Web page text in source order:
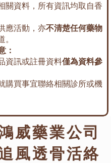
關資料，所有資訊均取自香
應活動，亦不清楚任何藥物
：
資訊或註冊資料僅為資料參
購買事宜聯絡相關診所或機
威藥業公司
風透骨活絡